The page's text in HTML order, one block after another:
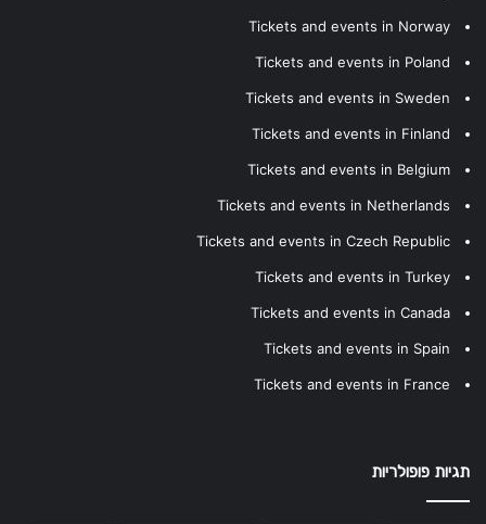
Tickets and events in Norway
Tickets and events in Poland
Tickets and events in Sweden
Tickets and events in Finland
Tickets and events in Belgium
Tickets and events in Netherlands
Tickets and events in Czech Republic
Tickets and events in Turkey
Tickets and events in Canada
Tickets and events in Spain
Tickets and events in France
תגיות פופולריות